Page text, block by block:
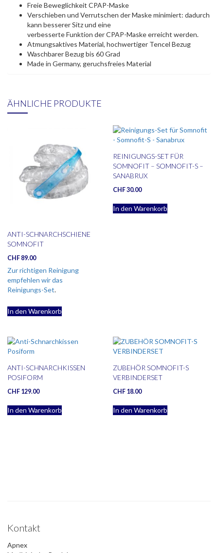
Freie Beweglichkeit CPAP-Maske
Verschieben und Verrutschen der Maske minimiert: dadurch
kann besserer Sitz und eine
verbesserte Funktion der CPAP-Maske erreicht werden.
Atmungsaktives Material, hochwertiger Tencel Bezug
Waschbarer Bezug bis 60 Grad
Made in Germany, geruchsfreies Material
ÄHNLICHE PRODUKTE
ANTI-SCHNARCHSCHIENE
SOMNOFIT
CHF 89.00
Zur richtigen Reinigung
empfehlen wir das
Reinigungs-Set.
In den Warenkorb
REINIGUNGS-SET FÜR
SOMNOFIT – SOMNOFIT-S –
SANABRUX
CHF30.00
In den Warenkorb
ANTI-SCHNARCHKISSEN
POSIFORM
CHF 129.00
In den Warenkorb
ZUBEHÖR SOMNOFIT-S
VERBINDERSET
CHF 18.00
In den Warenkorb
Kontakt
Apnex